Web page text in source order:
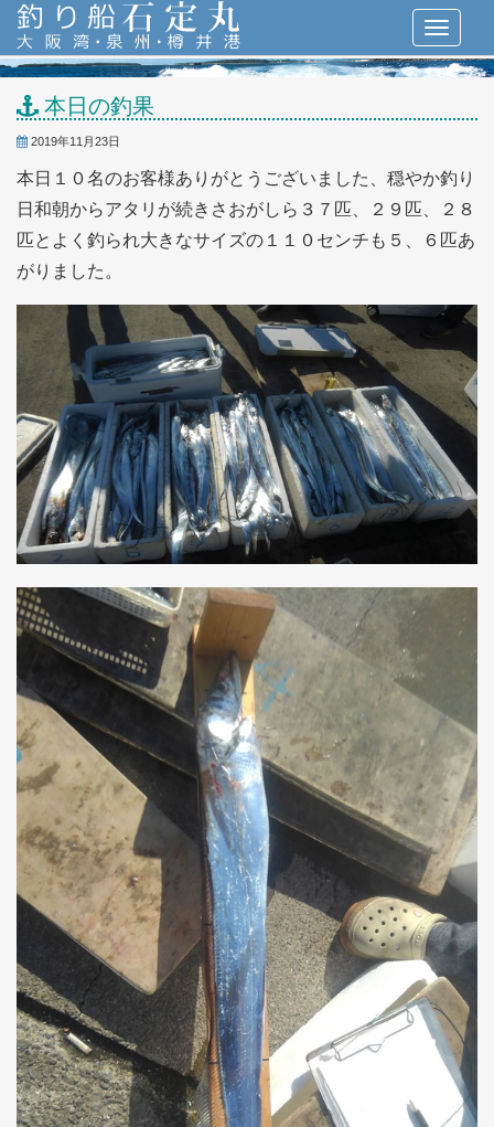
本日の釣果
2019年11月23日
本日１０名のお客様ありがとうございました、穏やか釣り
日和朝からアタリが続きさおがしら３７匹、２９匹、２８
匹とよく釣られ大きなサイズの１１０センチも５、６匹あ
がりました。